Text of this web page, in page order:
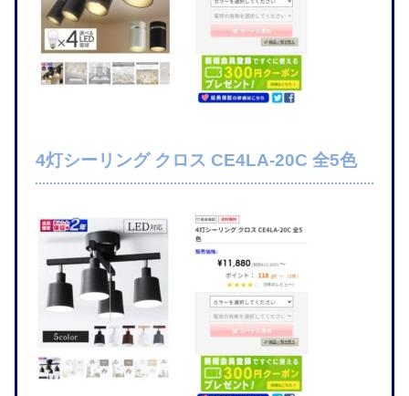
4灯シーリング クロス CE4LA-20C 全5色